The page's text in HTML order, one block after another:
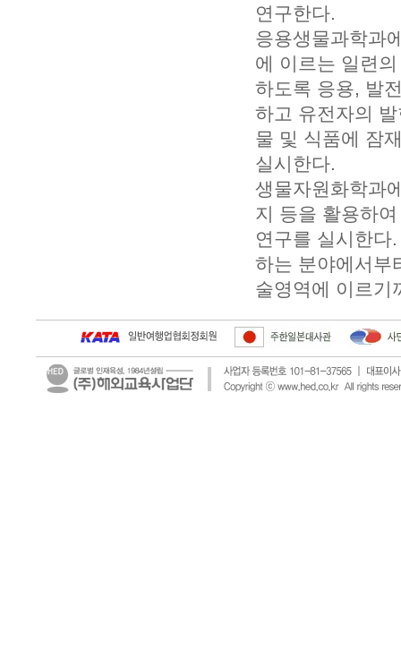
연구한다.
응용생물과학과
에 이르는 일련
하도록 응용, 발
하고 유전자의
물 및 식품에 잠
실시한다.
생물자원화학과
지 등을 활용하
연구를 실시한다
하는 분야에서부
술영역에 이르기